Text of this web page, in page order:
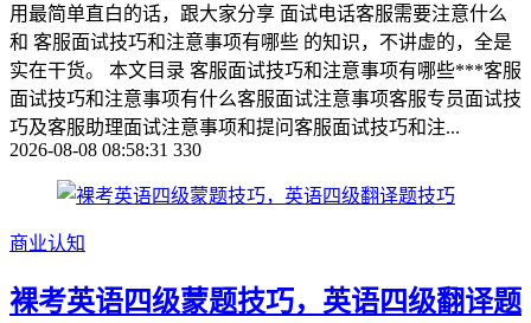
用最简单直白的话，跟大家分享 面试电话客服需要注意什么
和 客服面试技巧和注意事项有哪些 的知识，不讲虚的，全是
实在干货。 本文目录 客服面试技巧和注意事项有哪些***客服
面试技巧和注意事项有什么客服面试注意事项客服专员面试技
巧及客服助理面试注意事项和提问客服面试技巧和注...
2026-08-08 08:58:31 330
商业认知
裸考英语四级蒙题技巧，英语四级翻译题